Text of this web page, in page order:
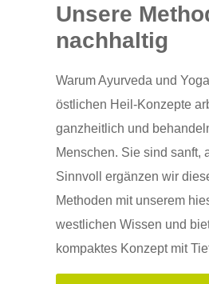
Unsere
nachhaltig
Warum Ayurveda und
östlichen Heil-Konzepte
ganzheitlich und
Menschen. Sie sind sanft,
Sinnvoll ergänzen wir
Methoden mit unserem
westlichen Wissen und
kompaktes Konzept mit